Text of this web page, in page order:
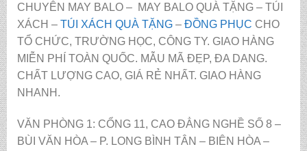
CHUYÊN MAY BALO – MAY BALO QUÀ TẶNG – TÚI
XÁCH – TÚI XÁCH QUÀ TẶNG– ĐỒNG PHỤC CHO
TỔ CHỨC, TRƯỜNG HỌC, CÔNG TY. GIAO HÀNG
MIỄN PHÍ TOÀN QUỐC. MẪU MÃ ĐẸP, ĐA DANG.
CHẤT LƯỢNG CAO, GIÁ RẺ NHẤT. GIAO HÀNG
NHANH.
VĂN PHÒNG 1: CỔNG 11, CAO ĐẲNG NGHỀ SỐ 8 –
BÙI VĂN HÒA – P. LONG BÌNH TÂN – BIÊN HÒA –